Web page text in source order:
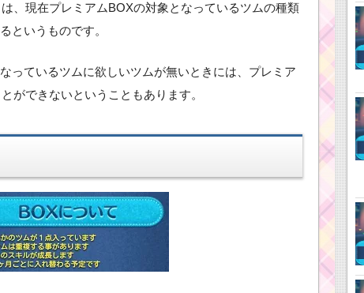
、現在プレミアムBOXの対象となっているツムの種類
というものです。
っているツムに欲しいツムが無いときには、プレミア
ができないということもあります。